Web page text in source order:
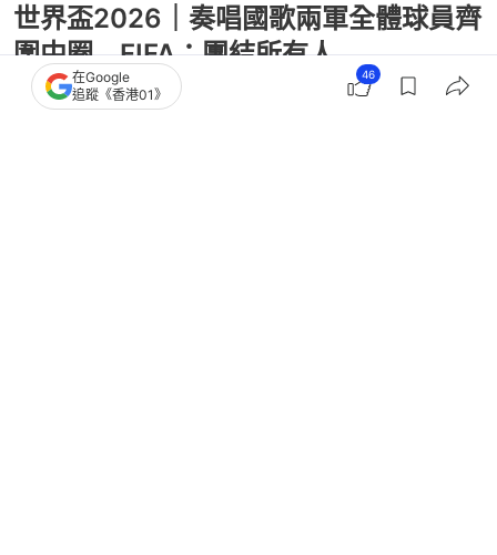
世界盃2026｜奏唱國歌兩軍全體球員齊
圍中圈 FIFA：團結所有人
在Google
追蹤《香港01》
46